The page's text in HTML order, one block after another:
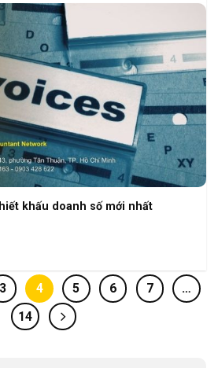
khấu doanh số mới nhất
3 4 5 6 7
…
14